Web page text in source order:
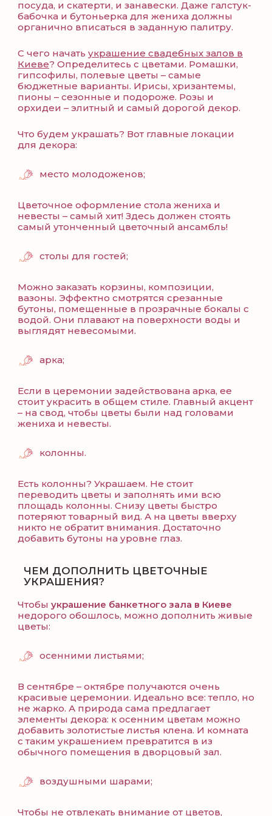
посуда, и скатерти, и занавески. Даже галстук-
бабочка и бутоньерка для жениха должны
органично вписаться в заданную палитру.
С чего начать украшение свадебных залов в
Киеве? Определитесь с цветами. Ромашки,
гипсофилы, полевые цветы – самые
бюджетные варианты. Ирисы, хризантемы,
пионы – сезонные и подороже. Розы и
орхидеи – элитный и самый дорогой декор.
Что будем украшать? Вот главные локации
для декора:
место молодоженов;
Цветочное оформление стола жениха и
невесты – самый хит! Здесь должен стоять
самый утонченный цветочный ансамбль!
столы для гостей;
Можно заказать корзины, композиции,
вазоны. Эффектно смотрятся срезанные
бутоны, помещенные в прозрачные бокалы с
водой. Они плавают на поверхности воды и
выглядят невесомыми.
арка;
Если в церемонии задействована арка, ее
стоит украсить в общем стиле. Главный акцент
– на свод, чтобы цветы были над головами
жениха и невесты.
колонны.
Есть колонны? Украшаем. Не стоит
переводить цветы и заполнять ими всю
площадь колонны. Снизу цветы быстро
потеряют товарный вид. А на цветы вверху
никто не обратит внимания. Достаточно
добавить бутоны на уровне глаз.
ЧЕМ ДОПОЛНИТЬ ЦВЕТОЧНЫЕ
УКРАШЕНИЯ?
Чтобы украшение банкетного зала в Киеве
недорого обошлось, можно дополнить живые
цветы:
осенними листьями;
В сентябре – октябре получаются очень
красивые церемонии. Идеально все: тепло, но
не жарко. А природа сама предлагает
элементы декора: к осенним цветам можно
добавить золотистые листья клена. И комната
с таким украшением превратится в из
обычного помещения в дворцовый зал.
воздушными шарами;
Чтобы не отвлекать внимание от цветов,